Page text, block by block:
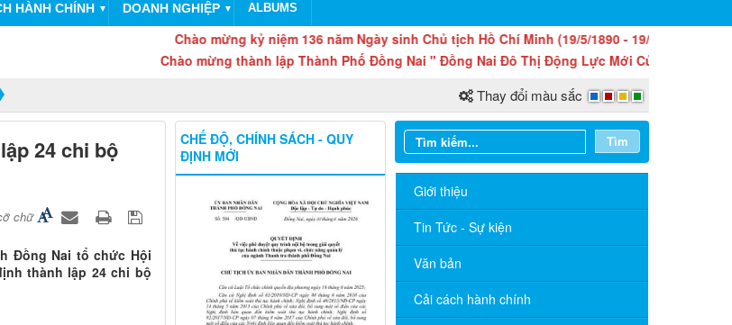
HÀNH CHÍNH ▼ DOANH NGHIỆP ▼ ALBUMS
Chào mừng kỷ niệm 136 năm Ngày sinh Chủ tịch Hồ Chí Minh (19/5/1890 - 19/5/2026).
Chào mừng thành lập Thành Phố Đồng Nai " Đồng Nai Đô Thị Động Lực Mới Của Quốc Gia "
Thay đổi màu sắc
24 chi bộ
chữ
Đồng Nai tổ chức Hội
thành lập 24 chi bộ
Tìm
Giới thiệu
Tin Tức - Sự kiện
Văn bản
Cải cách hành chính
CHẾ ĐỘ, CHÍNH SÁCH - QUY
ĐỊNH MỚI